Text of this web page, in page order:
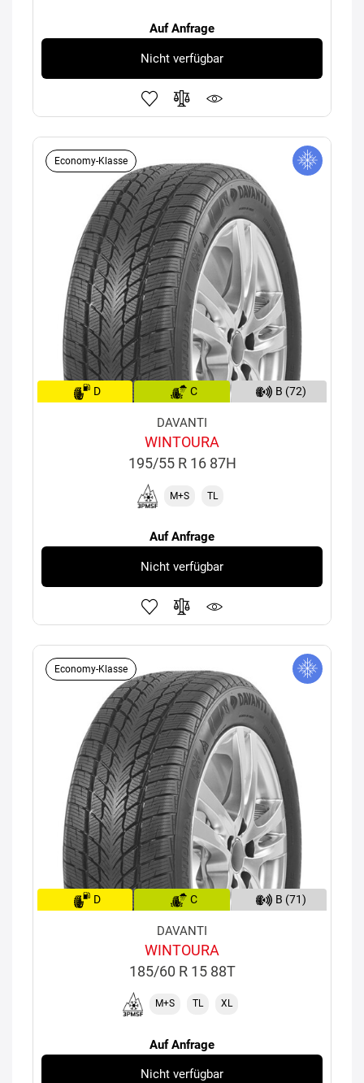
Auf Anfrage
Nicht verfügbar
Economy-Klasse
D C B (72)
DAVANTI
WINTOURA
195/55 R 16 87H
M+S TL
Auf Anfrage
Nicht verfügbar
Economy-Klasse
D C B (71)
DAVANTI
WINTOURA
185/60 R 15 88T
M+S TL XL
Auf Anfrage
Nicht verfügbar